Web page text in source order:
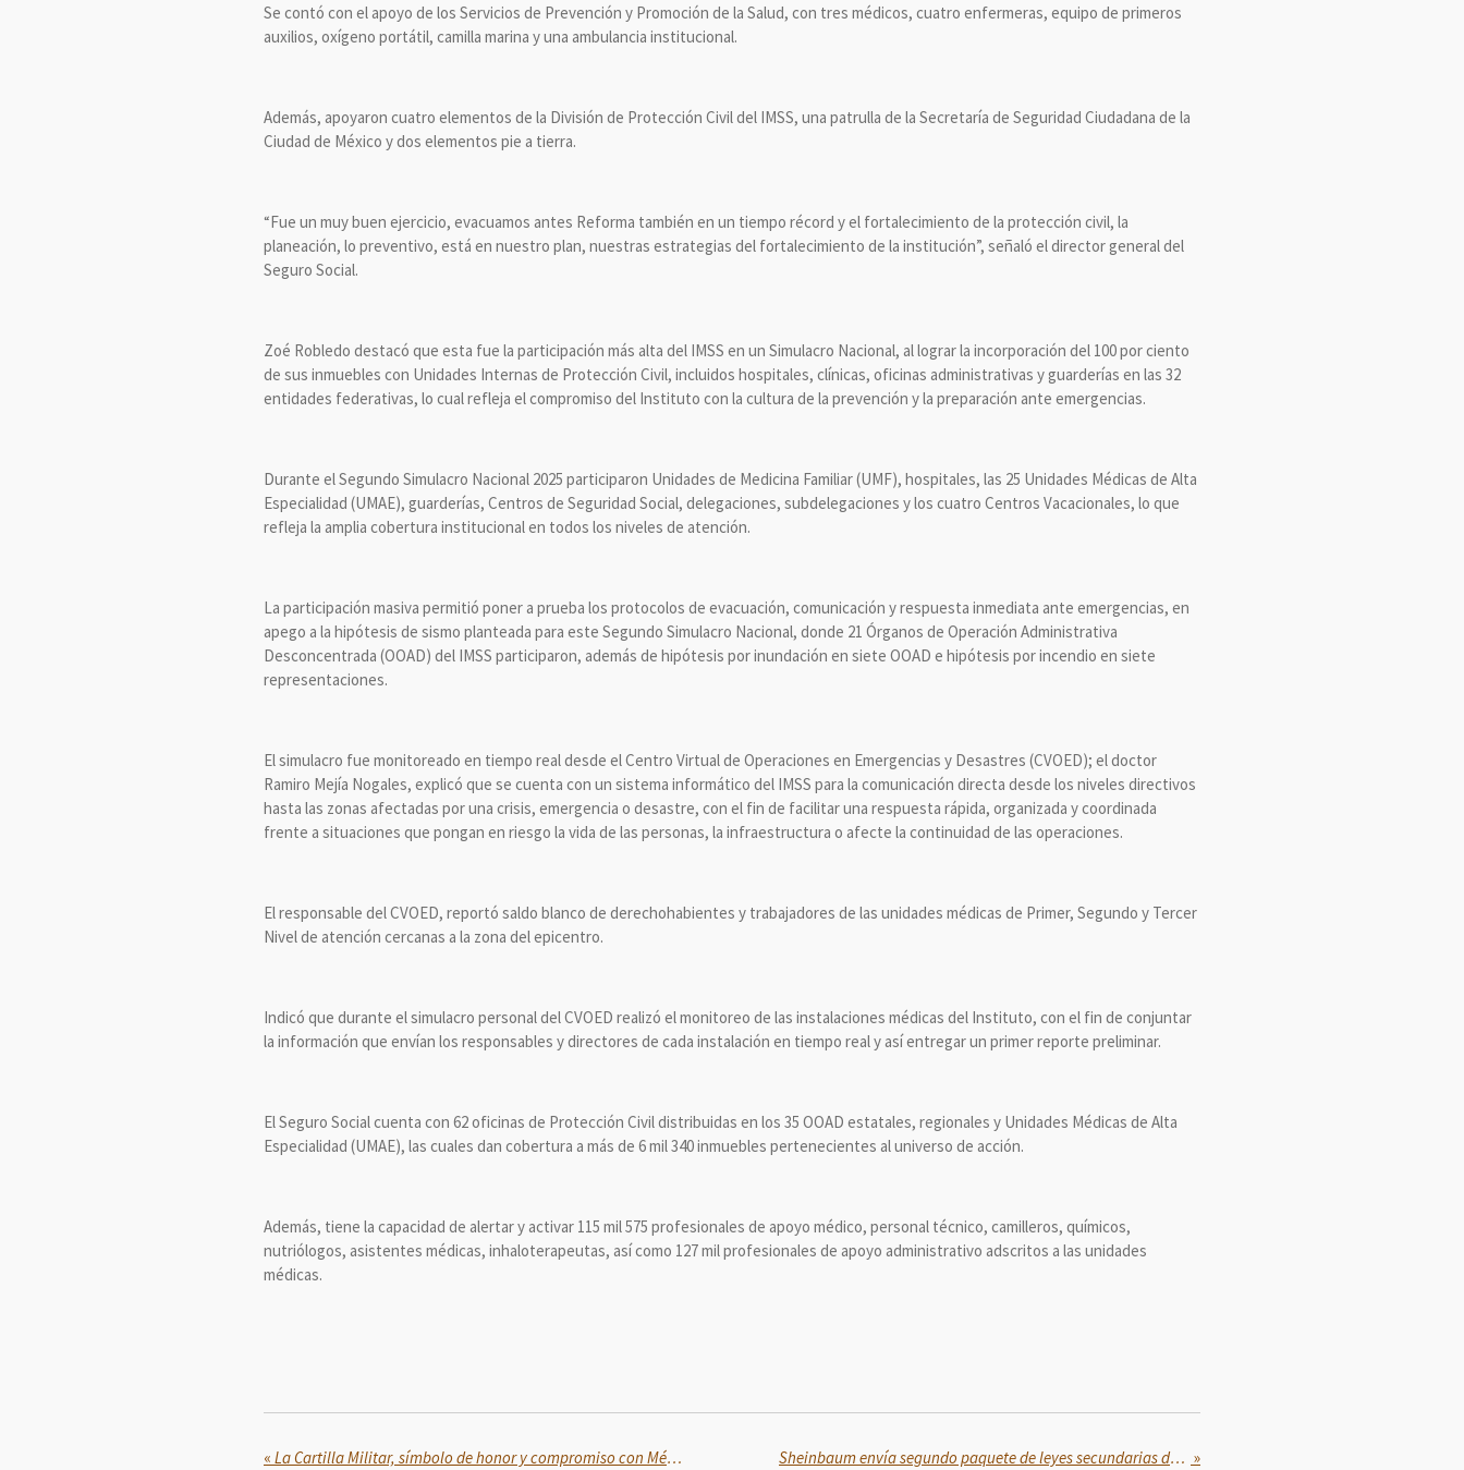
Se contó con el apoyo de los Servicios de Prevención y Promoción de la Salud, con tres médicos, cuatro enfermeras, equipo de primeros
auxilios, oxígeno portátil, camilla marina y una ambulancia institucional.
Además, apoyaron cuatro elementos de la División de Protección Civil del IMSS, una patrulla de la Secretaría de Seguridad Ciudadana de la
Ciudad de México y dos elementos pie a tierra.
“Fue un muy buen ejercicio, evacuamos antes Reforma también en un tiempo récord y el fortalecimiento de la protección civil, la
planeación, lo preventivo, está en nuestro plan, nuestras estrategias del fortalecimiento de la institución”, señaló el director general del
Seguro Social.
Zoé Robledo destacó que esta fue la participación más alta del IMSS en un Simulacro Nacional, al lograr la incorporación del 100 por ciento
de sus inmuebles con Unidades Internas de Protección Civil, incluidos hospitales, clínicas, oficinas administrativas y guarderías en las 32
entidades federativas, lo cual refleja el compromiso del Instituto con la cultura de la prevención y la preparación ante emergencias.
Durante el Segundo Simulacro Nacional 2025 participaron Unidades de Medicina Familiar (UMF), hospitales, las 25 Unidades Médicas de Alta
Especialidad (UMAE), guarderías, Centros de Seguridad Social, delegaciones, subdelegaciones y los cuatro Centros Vacacionales, lo que
refleja la amplia cobertura institucional en todos los niveles de atención.
La participación masiva permitió poner a prueba los protocolos de evacuación, comunicación y respuesta inmediata ante emergencias, en
apego a la hipótesis de sismo planteada para este Segundo Simulacro Nacional, donde 21 Órganos de Operación Administrativa
Desconcentrada (OOAD) del IMSS participaron, además de hipótesis por inundación en siete OOAD e hipótesis por incendio en siete
representaciones.
El simulacro fue monitoreado en tiempo real desde el Centro Virtual de Operaciones en Emergencias y Desastres (CVOED); el doctor
Ramiro Mejía Nogales, explicó que se cuenta con un sistema informático del IMSS para la comunicación directa desde los niveles directivos
hasta las zonas afectadas por una crisis, emergencia o desastre, con el fin de facilitar una respuesta rápida, organizada y coordinada
frente a situaciones que pongan en riesgo la vida de las personas, la infraestructura o afecte la continuidad de las operaciones.
El responsable del CVOED, reportó saldo blanco de derechohabientes y trabajadores de las unidades médicas de Primer, Segundo y Tercer
Nivel de atención cercanas a la zona del epicentro.
Indicó que durante el simulacro personal del CVOED realizó el monitoreo de las instalaciones médicas del Instituto, con el fin de conjuntar
la información que envían los responsables y directores de cada instalación en tiempo real y así entregar un primer reporte preliminar.
El Seguro Social cuenta con 62 oficinas de Protección Civil distribuidas en los 35 OOAD estatales, regionales y Unidades Médicas de Alta
Especialidad (UMAE), las cuales dan cobertura a más de 6 mil 340 inmuebles pertenecientes al universo de acción.
Además, tiene la capacidad de alertar y activar 115 mil 575 profesionales de apoyo médico, personal técnico, camilleros, químicos,
nutriólogos, asistentes médicas, inhaloterapeutas, así como 127 mil profesionales de apoyo administrativo adscritos a las unidades
médicas.
« La Cartilla Militar, símbolo de honor y compromiso con México: Rocío Nahle Sheinbaum envía segundo paquete de leyes secundarias de la reforma al Poder Judicial »